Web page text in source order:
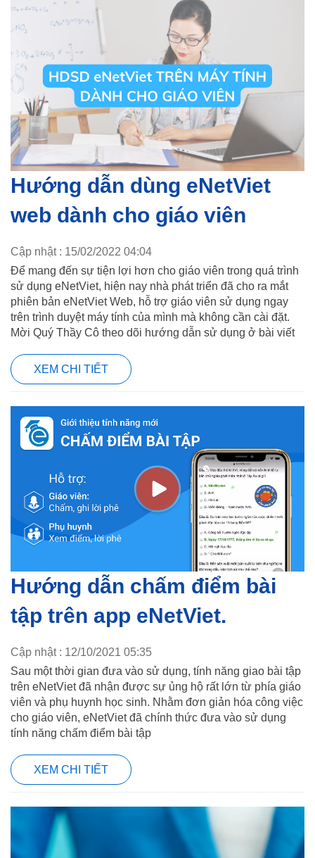
Hướng dẫn dùng eNetViet
web dành cho giáo viên
Cập nhật : 15/02/2022 04:04
Để mang đến sự tiện lợi hơn cho giáo viên trong quá trình
sử dụng eNetViet, hiện nay nhà phát triển đã cho ra mắt
phiên bản eNetViet Web, hỗ trợ giáo viên sử dụng ngay
trên trình duyệt máy tính của mình mà không cần cài đặt.
Mời Quý Thầy Cô theo dõi hướng dẫn sử dụng ở bài viết
XEM CHI TIẾT
Hướng dẫn chấm điểm bài
tập trên app eNetViet.
Cập nhật : 12/10/2021 05:35
Sau một thời gian đưa vào sử dụng, tính năng giao bài tập
trên eNetViet đã nhận được sự ủng hộ rất lớn từ phía giáo
viên và phụ huynh học sinh. Nhằm đơn giản hóa công việc
cho giáo viên, eNetViet đã chính thức đưa vào sử dụng
tính năng chấm điểm bài tập
XEM CHI TIẾT